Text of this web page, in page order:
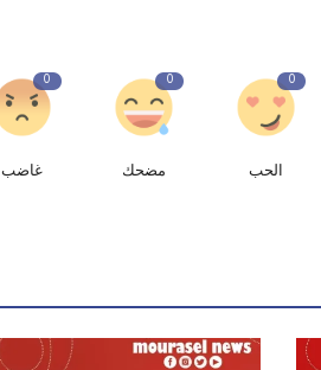
0
الحب
0
مضحك
0
غاضب